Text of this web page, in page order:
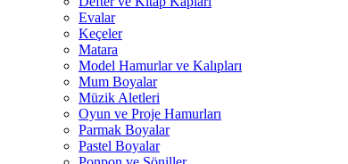
Evalar
Keçeler
Matara
Model Hamurlar ve Kalıpları
Mum Boyalar
Müzik Aletleri
Oyun ve Proje Hamurları
Parmak Boyalar
Pastel Boyalar